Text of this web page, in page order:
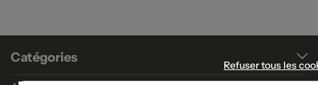
Catégories
Refuser tous les